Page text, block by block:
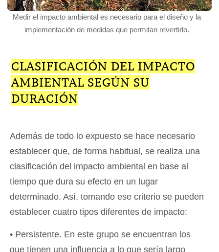
Medir el impacto ambiental es necesario para el diseño y la
implementación de medidas que permitan revertirlo.
CLASIFICACIÓN DEL IMPACTO
AMBIENTAL SEGÚN SU
DURACIÓN
Además de todo lo expuesto se hace necesario
establecer que, de forma habitual, se realiza una
clasificación del impacto ambiental en base al
tiempo que dura su efecto en un lugar
determinado. Así, tomando ese criterio se pueden
establecer cuatro tipos diferentes de impacto:
• Persistente. En este grupo se encuentran los
que tienen una influencia a lo que sería largo